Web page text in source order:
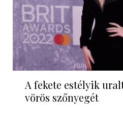
A fekete estélyik
vörös szőnyegét